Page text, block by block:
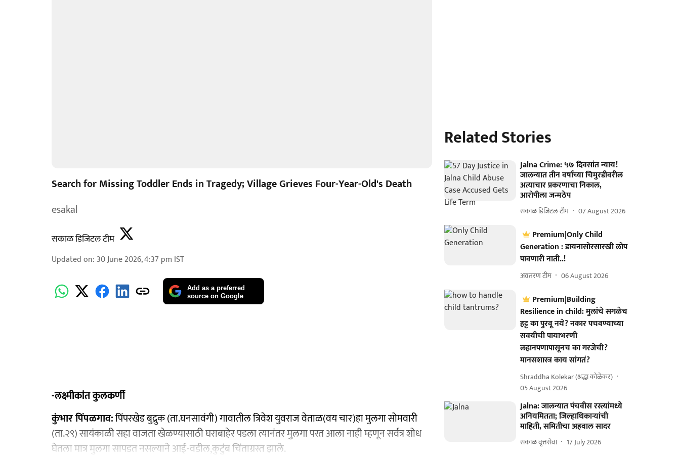
Search for Missing Toddler Ends in Tragedy; Village Grieves Four-Year-Old's Death
esakal
सकाळ डिजिटल टीम
Updated on: 30 June 2026, 4:37 pm IST
Add as a preferred
source on Google
-लक्ष्मीकांत कुलकर्णी
कुंभार पिंपळगाव:पिंपरखेड बुद्रुक (ता.घनसावंगी) गावातील त्रिवेश युवराज वेताळ(वय चार)हा मुलगा सोमवारी
(ता.२९) सायंकाळी सहा वाजता खेळण्यासाठी घराबाहेर पडला त्यानंतर मुलगा परत आला नाही म्हणून सर्वत्र शोध
घेतला मात्र मुलगा सापडत नसल्याने आई-वडील,कुटुंब चिंताग्रस्त झाले.
Related Stories
Jalna Crime: ५७ दिवसांत न्याय!
जालन्यात तीन वर्षांच्या चिमुरडीवरील
अत्याचार प्रकरणाचा निकाल,
आरोपीला जन्मठेप
सकाळ डिजिटल टीम 07 August 2026
Premium|Only Child
Generation : डायनासोरसारखी लोप
पावणारी नाती..!
अवतरण टीम 06 August 2026
Premium|Building
Resilience in child: मुलांचे सगळेच
हट्ट का पुरवू नये? नकार पचवण्याच्या
सवयीची पायाभरणी
लहानपणापासूनच का गरजेची?
मानसशास्त्र काय सांगतं?
Shraddha Kolekar (श्रद्धा कोळेकर)
05 August 2026
Jalna: जालन्यात पंचवीस रस्त्यांमध्ये
अनियमितता; जिल्हाधिकाऱ्यांची
माहिती, समितीचा अहवाल सादर
सकाळ वृत्तसेवा 17 July 2026